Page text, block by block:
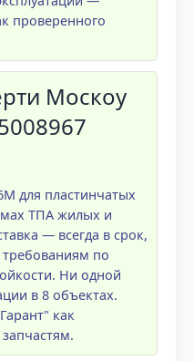
проверенного
Москоу
для пластинчатых
ТПА жилых и
— всегда в срок,
требованиям по
Ни одной
в 8 объектах.
как